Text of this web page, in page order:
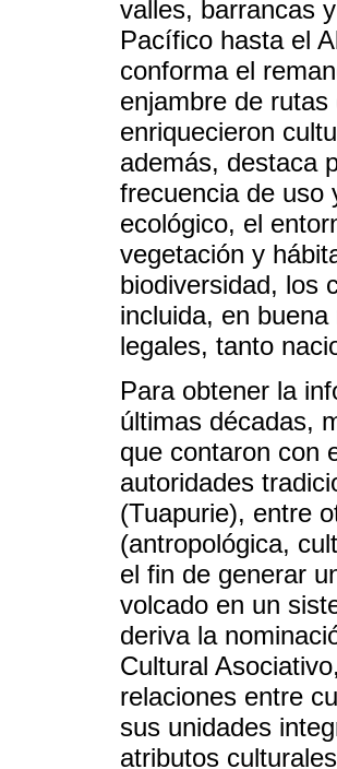
valles, barrancas
Pacífico hasta el
conforma el
enjambre de
enriquecieron
además, destaca
frecuencia de uso
ecológico, el
vegetación y
biodiversidad, los
incluida, en
legales, tanto
Para obtener la
últimas décadas,
que contaron con
autoridades
(Tuapurie), entre
(antropológica,
el fin de generar
volcado en un
deriva la
Cultural
relaciones entre
sus unidades
atributos